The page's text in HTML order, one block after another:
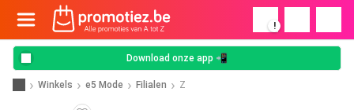
!
Download onze app 📲
Winkels e5 Mode Filialen Z